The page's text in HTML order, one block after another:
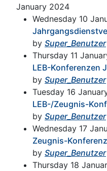
January 2024
Wednesday 10
by Super_Benutzer
Thursday 11
LEB-Konferenzen
by Super_Benutzer
Tuesday 16
LEB-/Zeugnis-
by Super_Benutzer
Wednesday 17
Zeugnis-
by Super_Benutzer
Thursday 18